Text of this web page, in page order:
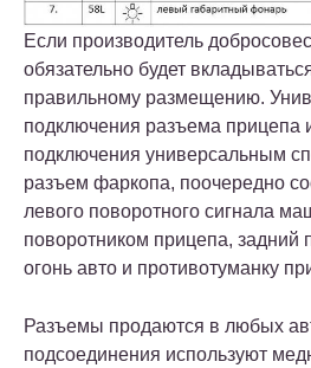
Если производитель
обязательно будет
правильному размещению.
подключения разъема прицепа
подключения универсальным
разъем фаркопа, поочередно
левого поворотного сигнала
поворотником прицепа, задний
огонь авто и противотуманку
Разъемы продаются в любых
подсоединения используют